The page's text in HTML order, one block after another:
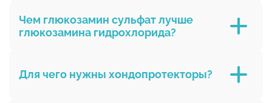
Да,
Чем глюкозамин сульфат лучше
глюкозамина гидрохлорида?
Для чего нужны хондопротекторы?